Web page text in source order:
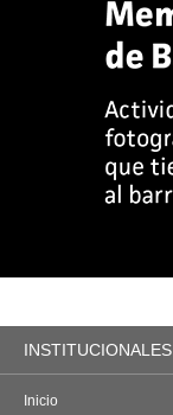
INSTITUCIONALES
Inicio